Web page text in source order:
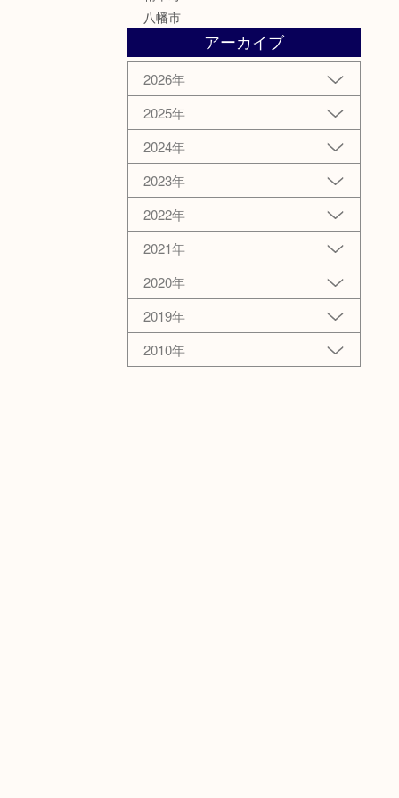
八幡市
アーカイブ
2026年
2025年
2024年
2023年
2022年
2021年
2020年
2019年
2010年